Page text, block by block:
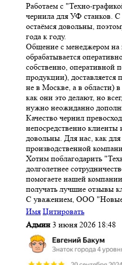
Работаем с "Техно-
чернила для УФ станков.
остаёмся довольны,
года к году.
Общение с менеджером на
обрабатывается
собственно, оперативной
продукции), доставляется
не в Москве, а в области)
как они это делают, но
нужно неожиданно
Качество чернил
непосредственно клиенты
довольны. Для нас, как
производственной
Хотим поблагодарить
долголетнее
помогаете нашей
получать лучшие отзывы
С уважением, ООО
Имя Цитировать
Админ 3 июня 2026 18:48